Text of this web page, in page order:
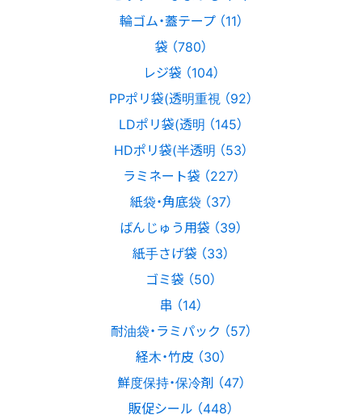
輪ゴム・蓋テープ （11）
袋 （780）
レジ袋 （104）
PPポリ袋(透明重視 （92）
LDポリ袋(透明 （145）
HDポリ袋(半透明 （53）
ラミネート袋 （227）
紙袋・角底袋 （37）
ばんじゅう用袋 （39）
紙手さげ袋 （33）
ゴミ袋 （50）
串 （14）
耐油袋・ラミパック （57）
経木・竹皮 （30）
鮮度保持・保冷剤 （47）
販促シール （448）